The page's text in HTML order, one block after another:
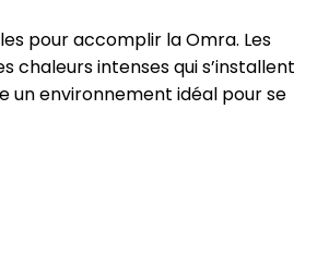
pour accomplir la Omra. Les
intenses qui s’installent
un environnement idéal pour se